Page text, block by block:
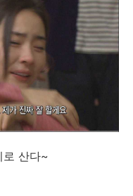
로 산다~